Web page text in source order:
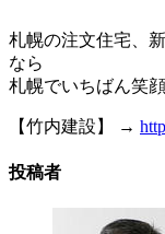
札幌の注文住宅、
なら
札幌でいちばん笑
【竹内建設】 →
投稿者